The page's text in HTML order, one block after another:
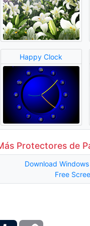
Happy Clock
Protectores de
Download
Free